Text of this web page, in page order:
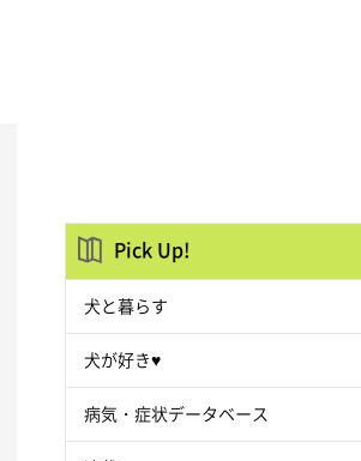
Pick Up!
犬と暮らす
犬が好き♥
病気・症状データベース